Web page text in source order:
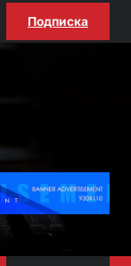
Подписка